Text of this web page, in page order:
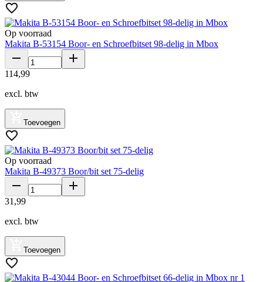
Op voorraad
Makita B-53154 Boor- en Schroefbitset 98-delig in Mbox
114,99
excl. btw
Toevoegen
Op voorraad
Makita B-49373 Boor/bit set 75-delig
31 ,99
excl. btw
Toevoegen